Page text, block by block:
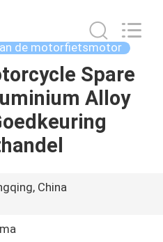
de motorfietsmotor
Spare
Alloy
China